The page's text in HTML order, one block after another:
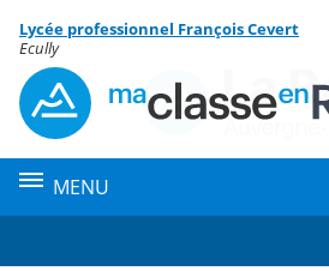
Menu de la rubrique
Contenu
Lycée professionnel François Cevert
Ecully
MENU